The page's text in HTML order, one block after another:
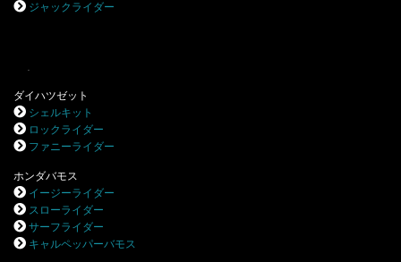
ジャックライダー
ダイハツゼット
シェルキット
ロックライダー
ファニーライダー
ホンダバモス
イージーライダー
スローライダー
サーフライダー
キャルペッパーバモス